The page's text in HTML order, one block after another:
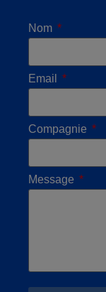
Nom
Email
Compagnie
Message